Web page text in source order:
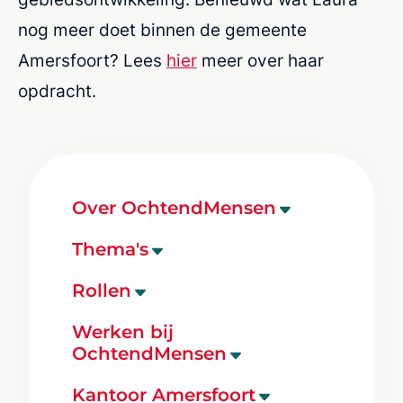
nog meer doet binnen de gemeente
Amersfoort? Lees hier meer over haar
opdracht.
Over OchtendMensen
Ons bureau
Onze opdrachten
OchtendMensen inzetten
Diversiteit en inclusie
Sociaal ondernemen
Thema's
Onderwijs
Klimaat & Duurzaamheid
Bestuur & Samenleving
Rollen
Projectmanager
Secretaris
Werken bij
OchtendMensen
Werken bij OchtendMensen
Kantoor Amersfoort